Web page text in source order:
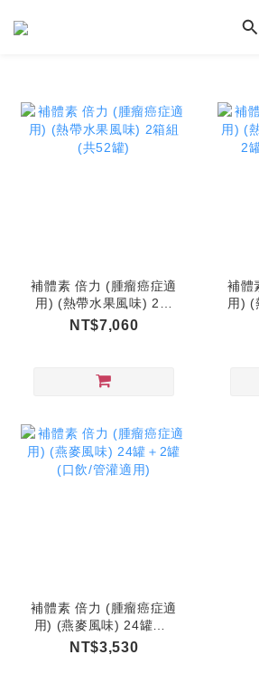
補體素 倍力 (腫瘤癌症適
用) (熱帶水果風味) 2箱
組 (共52罐)
NT$7,060
補體
用) (
＋
補體素 倍力 (腫瘤癌症適
用) (燕麥風味) 24罐＋2
罐 (口飲/管灌適用)
NT$3,530